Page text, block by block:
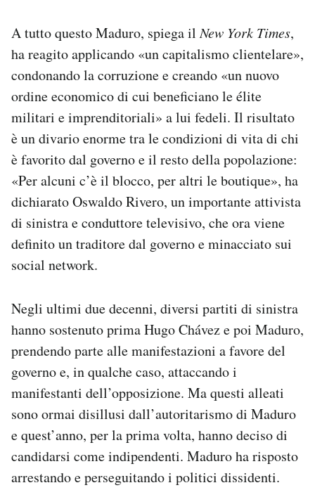
A tutto questo Maduro, spiega ilNew York Times,
ha reagito applicando «un capitalismo clientelare»,
condonando la corruzione e creando «un nuovo
ordine economico di cui beneficiano le élite
militari e imprenditoriali» a lui fedeli. Il risultato
è un divario enorme tra le condizioni di vita di chi
è favorito dal governo e il resto della popolazione:
«Per alcuni c’è il blocco, per altri le boutique», ha
dichiarato Oswaldo Rivero, un importante attivista
di sinistra e conduttore televisivo, che ora viene
definito un traditore dal governo e minacciato sui
social network.
Negli ultimi due decenni, diversi partiti di sinistra
hanno sostenuto prima Hugo Chávez e poi Maduro,
prendendo parte alle manifestazioni a favore del
governo e, in qualche caso, attaccando i
manifestanti dell’opposizione. Ma questi alleati
sono ormai disillusi dall’autoritarismo di Maduro
e quest’anno, per la prima volta, hanno deciso di
candidarsi come indipendenti. Maduro ha risposto
arrestando e perseguitando i politici dissidenti.